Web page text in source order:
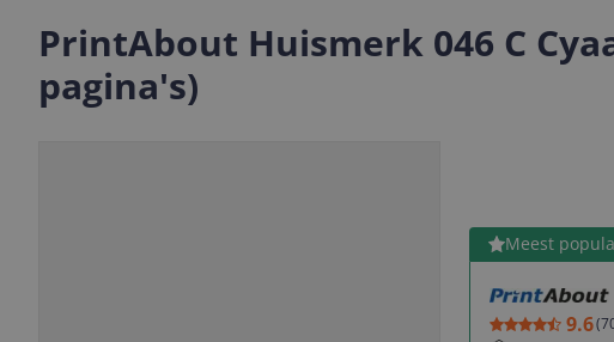
PrintAbout Huismerk 046 C
pagina's)
Meest
9.6(
Bekijk product